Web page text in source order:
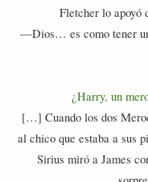
Fletcher lo apoyó
—Dios… es como tener
¿Harry, un
[…] Cuando los dos
al chico que estaba a sus
Sirius miró a James